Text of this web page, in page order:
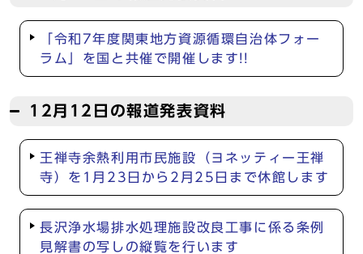
「令和7年度関東地方資源循環自治体フォー
ラム」を国と共催で開催します!!
12月12日の報道発表資料
王禅寺余熱利用市民施設（ヨネッティー王禅
寺）を1月23日から2月25日まで休館します
長沢浄水場排水処理施設改良工事に係る条例
見解書の写しの縦覧を行います